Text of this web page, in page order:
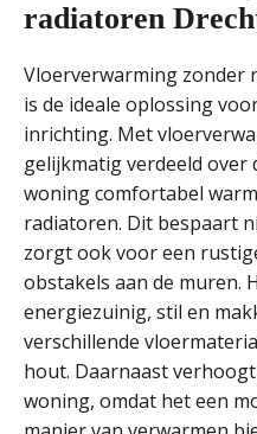
radiatoren
Vloerverwarming zonder
is de ideale oplossing
inrichting. Met
gelijkmatig verdeeld over
woning comfortabel
radiatoren. Dit bespaart
zorgt ook voor een
obstakels aan de muren.
energiezuinig, stil en
verschillende
hout. Daarnaast
woning, omdat het een